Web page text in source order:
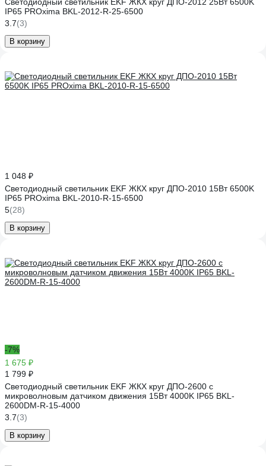
IP65 PROxima BKL-2012-R-25-6500
3.7(3)
В корзину
1 048 ₽
Светодиодный светильник EKF ЖКХ круг ДПО-2010 15Вт 6500K
IP65 PROxima BKL-2010-R-15-6500
5(28)
В корзину
-7%
1 675 ₽
1 799 ₽
Светодиодный светильник EKF ЖКХ круг ДПО-2600 с
микроволновым датчиком движения 15Вт 4000K IP65 BKL-
2600DM-R-15-4000
3.7(3)
В корзину